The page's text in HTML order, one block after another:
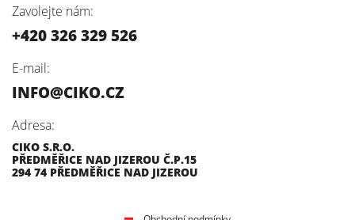
Zavolejte nám:
+420 326 329 526
E-mail:
INFO@CIKO.CZ
Adresa:
CIKO S.R.O.
PŘEDMĚŘICE NAD JIZEROU Č.P.15
294 74 PŘEDMĚŘICE NAD JIZEROU